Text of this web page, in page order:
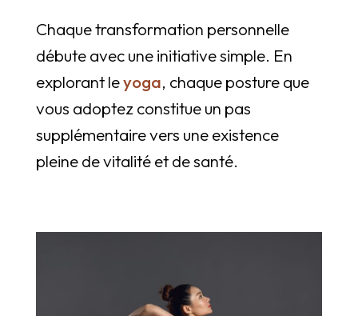
Chaque transformation personnelle
débute avec une initiative simple. En
explorant leyoga, chaque posture que
vous adoptez constitue un pas
supplémentaire vers une existence
pleine de vitalité et de santé.